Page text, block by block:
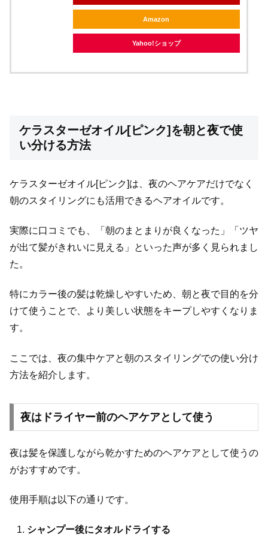
Amazon
Yahoo!ショップ
ケラスターゼオイル[ピンク]を朝と夜で使
い分ける方法
ケラスターゼオイル[ピンク]は、夜のヘアケアだけでなく
朝のスタイリングにも活用できるヘアオイルです。
実際に口コミでも、「朝のまとまりが良くなった」「ツヤ
が出て髪がきれいに見える」といった声が多く見られまし
た。
特にカラー後の髪は乾燥しやすいため、朝と夜で目的を分
けて使うことで、より美しい状態をキープしやすくなりま
す。
ここでは、夜の集中ケアと朝のスタイリングでの使い分け
方法を紹介します。
夜はドライヤー前のヘアケアとして使う
夜は髪を保護しながら乾かすためのヘアケアとして使うの
がおすすめです。
使用手順は以下の通りです。
シャンプー後にタオルドライする